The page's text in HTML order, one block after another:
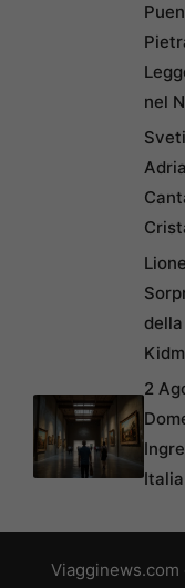
nel
2
Italia
Viagginews.com